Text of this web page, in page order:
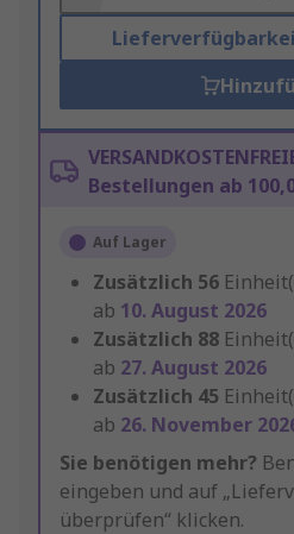
Bestellungen ab
Auf Lager
Zusätzlich 56
ab 10. August 2026
Zusätzlich 88
ab 27. August 2026
Zusätzlich 45
ab 26. November
Sie benötigen mehr?
eingeben und auf
überprüfen“ klicken.